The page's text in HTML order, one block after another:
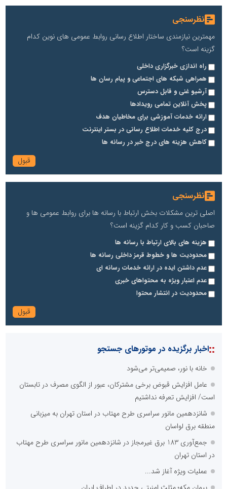
نظرسنجی
مهمترین نیازمندی ساختار اطلاع رسانی روابط عمومی های نوین کدام
گزینه است؟
راه اندازی خبرگزاری داخلی
همراهی شبکه های اجتماعی و پیام رسان ها
آرشیو غنی و قابل دسترس
پخش آنلاین تمامی رویدادها
ارائه خدمات آموزشی برای مخاطیان هدف
درج کلیه خدمات اطلاع رسانی در بستر اینترنت
کاهش هزینه های درج خبر در رسانه ها
نظرسنجی
اصلی ترین مشکلات بخش ارتباط با رسانه ها برای روابط عمومی ها و
صاحبان کسب و کار کدام گزینه است؟
هزینه های بالای ارتباط با رسانه ها
محدودیت ها و خطوط قرمز داخلی رسانه ها
عدم داشتن ایده در ارائه خدمات رسانه ای
عدم اعتبار ویژه به محتواهای خبری
محدودیت در انتشار محتوا
::اخبار برگزیده در موتورهای جستجو
خانه با نور، صمیمی‌تر می‌شود
عامل افزایش قبوض برخی مشترکان، عبور از الگوی مصرف در تابستان
است/ افزایش تعرفه نداشتیم
شانزدهمین مانور سراسری طرح مهتاب در استان تهران به میزبانی
منطقه برق لواسان
جمع‌آوری 183 برق غیرمجاز در شانزدهمین مانور سراسری طرح مهتاب
در استان تهران
عملیات ویژه آغاز شد...